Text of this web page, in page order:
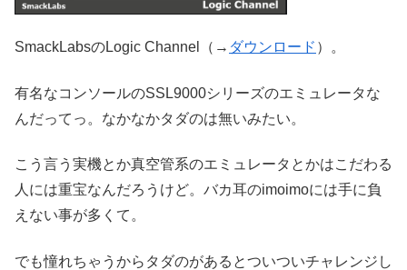
SmackLabsのLogic Channel（→ ダウンロード ）。
有名なコンソールのSSL9000シリーズのエミュレータな
んだってっ。なかなかタダのは無いみたい。
こう言う実機とか真空管系のエミュレータとかはこだわる
人には重宝なんだろうけど。バカ耳のimoimoには手に負
えない事が多くて。
でも憧れちゃうからタダのがあるとついついチャレンジし